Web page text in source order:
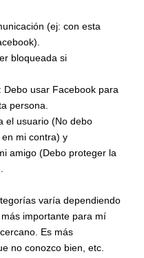
(ej: con esta
bloqueada si
usar Facebook para
persona.
el usuario (No debo
mi contra) y
amigo (Debo proteger la
varía dependiendo
importante para mí
Es más
no conozco bien, etc.